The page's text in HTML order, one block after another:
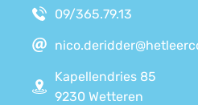
09/365.79.13
Kapellendries 85
9230 Wetteren